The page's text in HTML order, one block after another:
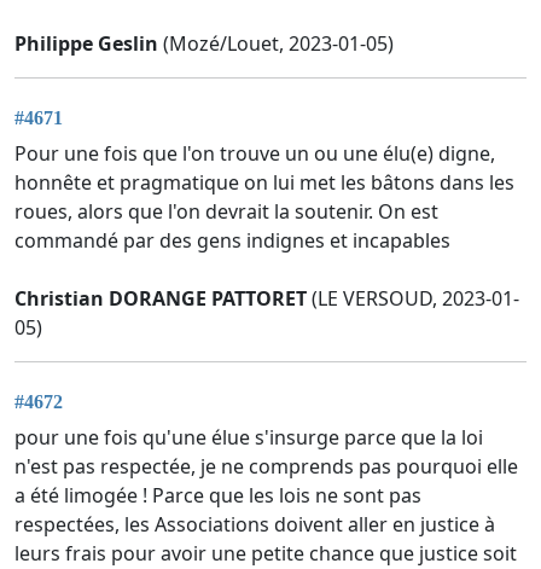
Philippe Geslin (Mozé/Louet, 2023-01-05)
#4671
Pour une fois que l'on trouve un ou une élu(e) digne,
honnête et pragmatique on lui met les bâtons dans les
roues, alors que l'on devrait la soutenir. On est
commandé par des gens indignes et incapables
Christian DORANGE PATTORET(LE VERSOUD, 2023-01-
05)
#4672
pour une fois qu'une élue s'insurge parce que la loi
n'est pas respectée, je ne comprends pas pourquoi elle
a été limogée ! Parce que les lois ne sont pas
respectées, les Associations doivent aller en justice à
leurs frais pour avoir une petite chance que justice soit